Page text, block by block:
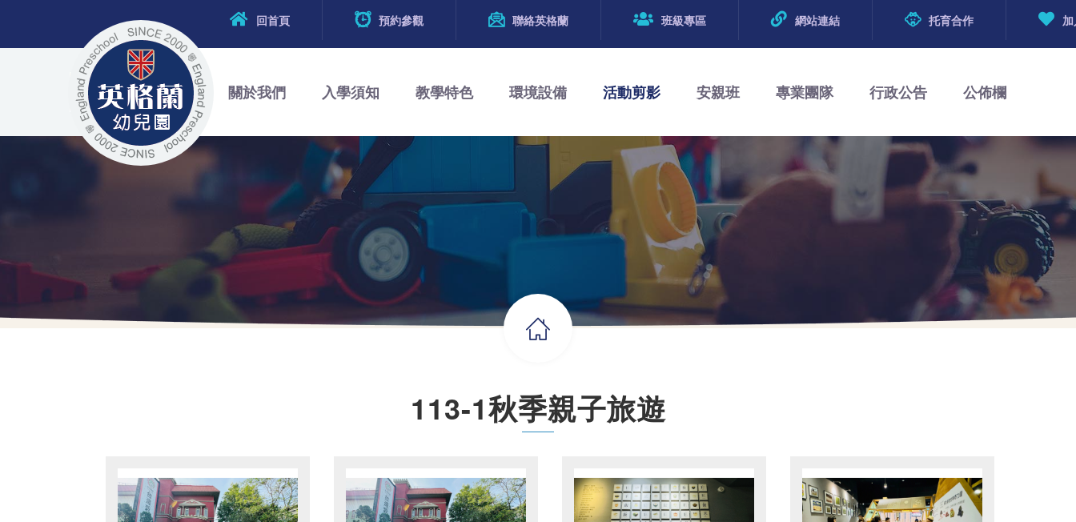
回首頁 預約參觀 聯絡英格蘭 班級專區 網站連結 托育合作
關於我們 入學須知 教學特色 環境設備 活動剪影 安親班 專業團隊 行政公告 公佈欄
113-1秋季親子旅遊